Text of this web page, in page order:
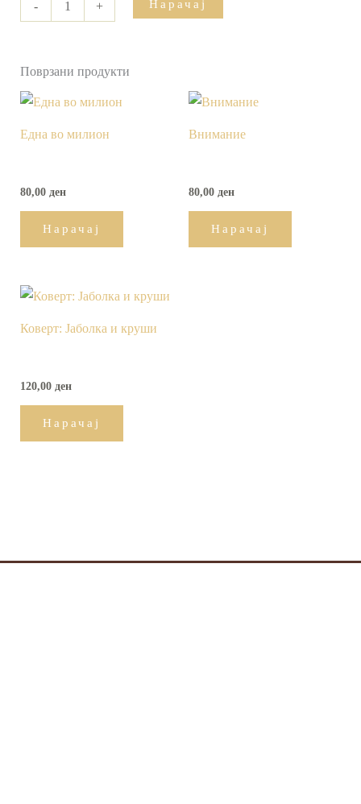
- + Нарачај
Поврзани продукти
Една во милион
80,00 ден
Нарачај
Внимание
80,00 ден
Нарачај
Коверт: Јаболка и круши
120,00 ден
Нарачај